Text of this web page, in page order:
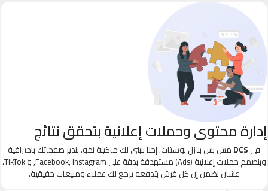
إدارة محتوى وحملات إعلانية بتحقق نتائج
في DCS مش بس بننزل بوستات، إحنا بنبني لك ماكينة نمو. بندير صفحاتك باحترافية
وبنصمم حملات إعلانية (Ads) مستهدفة بدقة على Facebook, Instagram, و TikTok،
عشان نضمن إن كل قرش بتدفعه يرجع لك عملاء ومبيعات حقيقية.